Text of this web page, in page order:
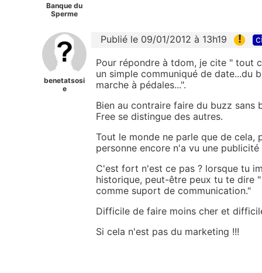
Banque du
Sperme
benetatsosi
e
Publié le 09/01/2012 à 13h19 !
Pour répondre à tdom, je cite " tout
un simple communiqué de date...du
marche à pédales...".
Bien au contraire faire du buzz
Free se distingue des autres.
Tout le monde ne parle que de
personne encore n'a vu une
C'est fort n'est ce pas ? lorsque tu
historique, peut-être peux tu te dire
comme suport de communication."
Difficile de faire moins cher et
Si cela n'est pas du marketing !!!